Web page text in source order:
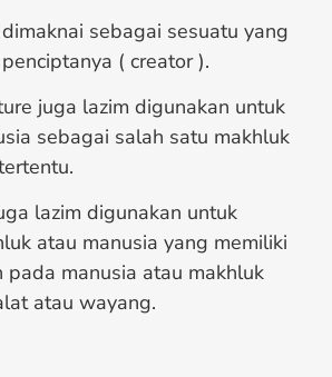
sebagai sesuatu yang
( creator ).
juga lazim digunakan untuk
sebagai salah satu makhluk
lazim digunakan untuk
atau manusia yang memiliki
pada manusia atau makhluk
atau wayang.